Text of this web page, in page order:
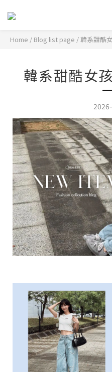
Home / Blog list page /韓系甜酷
韓系甜酷女